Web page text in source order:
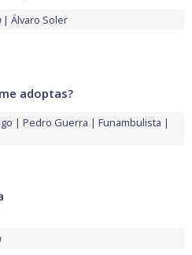
Álvaro Soler
adoptas?
Pedro Guerra
Funambulista